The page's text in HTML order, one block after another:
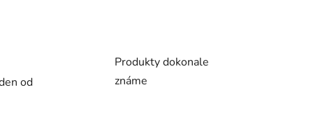
od
Produkty dokonale
známe